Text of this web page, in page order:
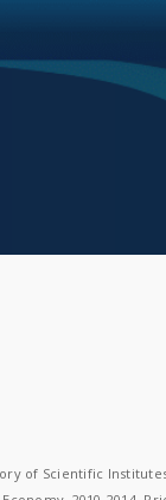
of Scientific